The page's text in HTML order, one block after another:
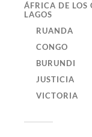
ÁFRICA DE LOS
LAGOS
RUANDA
CONGO
BURUNDI
JUSTICIA
VICTORIA